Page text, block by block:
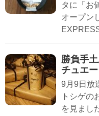
タに「お
オープン
勝負手
チュエ
9月9日放
トシゲの
を見まし